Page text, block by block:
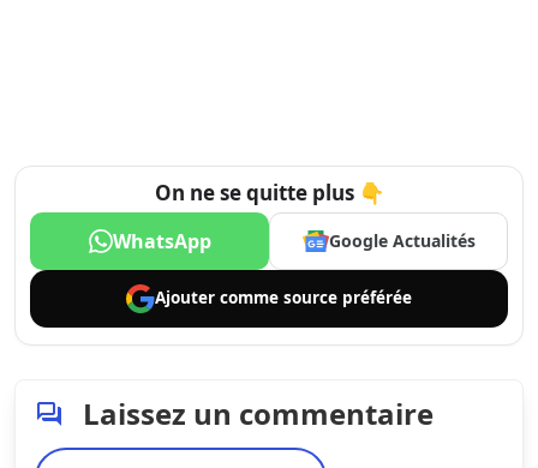
On ne se quitte plus 👇
WhatsApp Google Actualités
Ajouter comme source préférée
Laissez un commentaire